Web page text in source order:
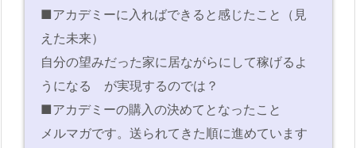
■アカデミーに入ればできると感じたこと（見
えた未来）
自分の望みだった家に居ながらにして稼げるよ
うになる が実現するのでは？
■アカデミーの購入の決めてとなったこと
メルマガです。送られてきた順に進めています